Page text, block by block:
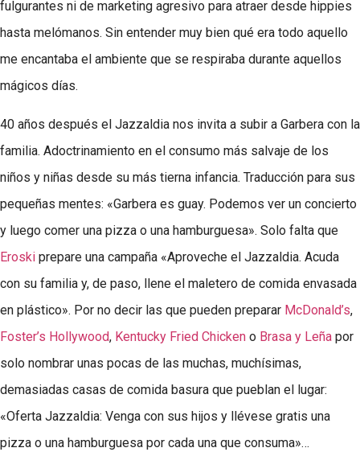
fulgurantes ni de marketing agresivo para atraer desde hippies
hasta melómanos. Sin entender muy bien qué era todo aquello
me encantaba el ambiente que se respiraba durante aquellos
mágicos días.
40 años después el Jazzaldia nos invita a subir a Garbera con la
familia. Adoctrinamiento en el consumo más salvaje de los
niños y niñas desde su más tierna infancia. Traducción para sus
pequeñas mentes: «Garbera es guay. Podemos ver un concierto
y luego comer una pizza o una hamburguesa». Solo falta que
Eroski prepare una campaña «Aproveche el Jazzaldia. Acuda
con su familia y, de paso, llene el maletero de comida envasada
en plástico». Por no decir las que pueden preparar McDonald’s,
Foster’s Hollywood, Kentucky Fried Chicken o Brasa y Leña por
solo nombrar unas pocas de las muchas, muchísimas,
demasiadas casas de comida basura que pueblan el lugar:
«Oferta Jazzaldia: Venga con sus hijos y llévese gratis una
pizza o una hamburguesa por cada una que consuma»…